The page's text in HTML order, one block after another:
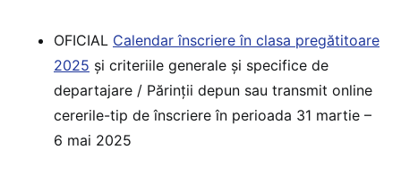
OFICIAL Calendar înscriere în clasa pregătitoare
2025 și criteriile generale și specifice de
departajare / Părinții depun sau transmit online
cererile-tip de înscriere în perioada 31 martie –
6 mai 2025